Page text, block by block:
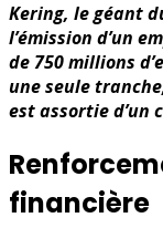
Kering, le géant
l’émission d’un
de 750 millions
une seule
est assortie d’un
financière